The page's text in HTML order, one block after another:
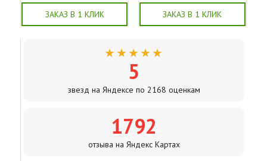
ЗАКАЗ В 1 КЛИК ЗАКАЗ В 1 КЛИК
★★★★★
5
звезд на Яндексе по 2168 оценкам
1792
отзыва на Яндекс Картах